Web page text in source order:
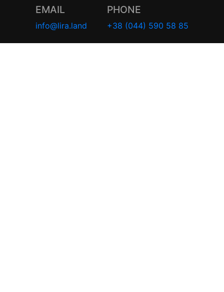
EMAIL
info@lira.land
PHONE
+38 (044) 590 58 85